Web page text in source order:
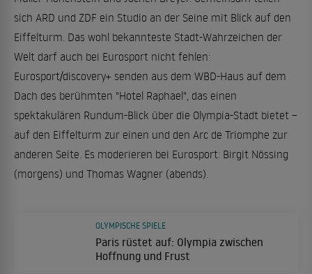
sich ARD und ZDF ein Studio an der Seine mit Blick auf den
Eiffelturm. Das wohl bekannteste Stadt-Wahrzeichen der
Welt darf auch bei Eurosport nicht fehlen:
Eurosport/discovery+ senden aus dem WBD-Haus auf dem
Dach des berühmten "Hotel Raphael", das einen
spektakulären Rundum-Blick über die Olympia-Stadt bietet –
auf den Eiffelturm zur einen und den Arc de Triomphe zur
anderen Seite. Es moderieren bei Eurosport: Birgit Nössing
(morgens) und Thomas Wagner (abends).
Paris rüstet auf: Olympia zwischen
Hoffnung und Frust
OLYMPISCHE SPIELE